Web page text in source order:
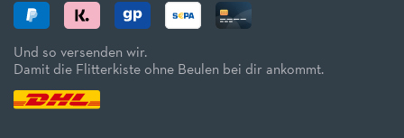
Und so versenden wir.
Damit die Flitterkiste ohne Beulen bei dir ankommt.